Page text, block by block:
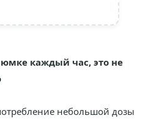
каждый час, это не
небольшой дозы